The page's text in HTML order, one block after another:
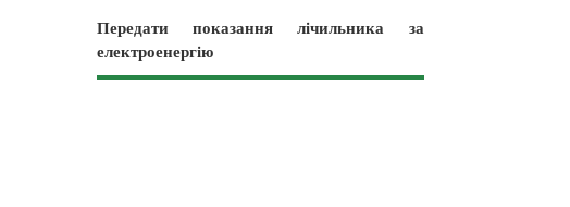
Передати показання лічильника за
електроенергію